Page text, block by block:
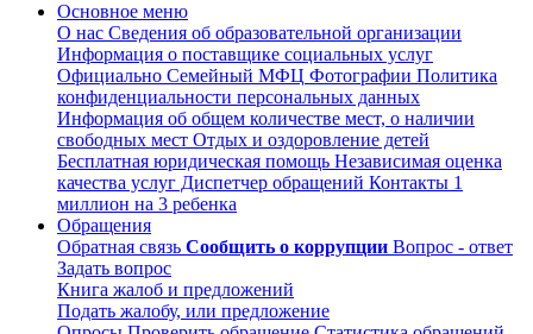
Основное меню
О нас Сведения об образовательной организации
Информация о поставщике социальных услуг
Официально Семейный МФЦ Фотографии Политика
конфиденциальности персональных данных
Информация об общем количестве мест, о наличии
свободных мест Отдых и оздоровление детей
Бесплатная юридическая помощь Независимая оценка
качества услуг Диспетчер обращений Контакты 1
миллион на 3 ребенка
Обращения
Обратная связь Сообщить о коррупции Вопрос - ответ
Задать вопрос
Книга жалоб и предложений
Подать жалобу, или предложение